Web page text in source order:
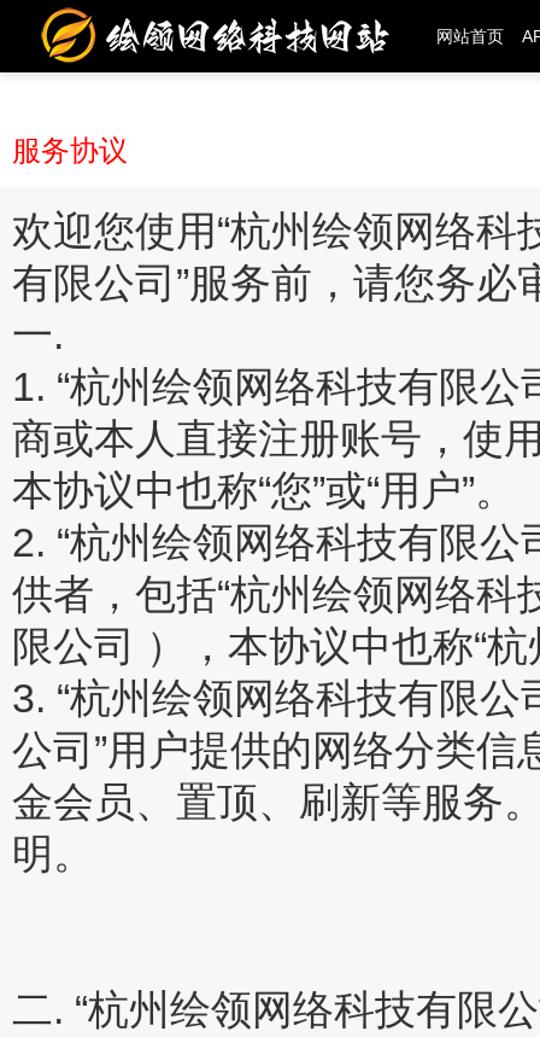
网站首页
服务协议
欢迎您使用“杭州绘领网络科
有限公司”服务前，请您务
一.
1. “杭州绘领网络科技有限
商或本人直接注册账号，使
本协议中也称“您”或“用户”。
2. “杭州绘领网络科技有限公
供者，包括“杭州绘领网络
限公司 ），本协议中也称“
3. “杭州绘领网络科技有限
公司”用户提供的网络分类
金会员、置顶、刷新等服务
明。
二. “杭州绘领网络科技有限